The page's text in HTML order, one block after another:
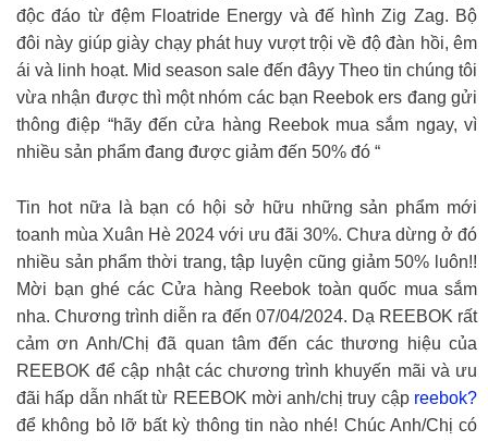
độc đáo từ đệm Floatride Energy và đế hình Zig Zag. Bộ
đôi này giúp giày chạy phát huy vượt trội về độ đàn hồi, êm
ái và linh hoạt. Mid season sale đến đâyy Theo tin chúng tôi
vừa nhận được thì một nhóm các bạn Reebok ers đang gửi
thông điệp “hãy đến cửa hàng Reebok mua sắm ngay, vì
nhiều sản phẩm đang được giảm đến 50% đó “
Tin hot nữa là bạn có hội sở hữu những sản phẩm mới
toanh mùa Xuân Hè 2024 với ưu đãi 30%. Chưa dừng ở đó
nhiều sản phẩm thời trang, tập luyện cũng giảm 50% luôn!!
Mời bạn ghé các Cửa hàng Reebok toàn quốc mua sắm
nha. Chương trình diễn ra đến 07/04/2024. Dạ REEBOK rất
cảm ơn Anh/Chị đã quan tâm đến các thương hiệu của
REEBOK để cập nhật các chương trình khuyến mãi và ưu
đãi hấp dẫn nhất từ REEBOK mời anh/chị truy cập reebok?
để không bỏ lỡ bất kỳ thông tin nào nhé! Chúc Anh/Chị có